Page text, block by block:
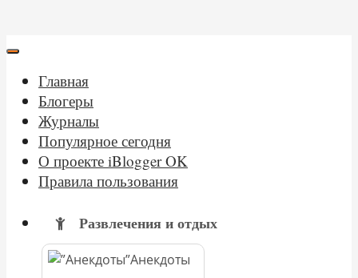
Главная
Блогеры
Журналы
Популярное сегодня
О проекте iBlogger OK
Правила пользования
Развлечения и отдых
Анекдоты